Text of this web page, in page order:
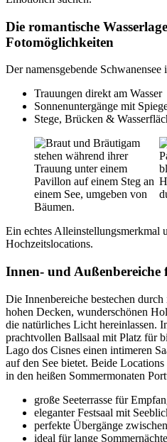
Die romantische
Fotomöglichkeiten
Der namensgebende
Trauungen direkt am Wasser
Sonnenuntergänge mit
Stege, Brücken &
Ein echtes Alleinstellungsmerkmal
Hochzeitslocations.
Innen- und Außenbereiche
Die Innenbereiche bestechen
hohen Decken, wunderschönen
die natürliches Licht hereinlassen.
prachtvollen Ballsaal mit Platz für
Lago dos Cisnes einen intimeren
auf den See bietet. Beide
in den heißen Sommermonaten
große Seeterrasse für
eleganter Festsaal mit
perfekte Übergänge
ideal für lange Sommernächte